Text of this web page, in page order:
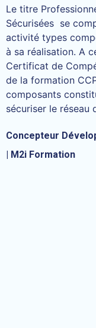
Le titre
Sécurisées se
activité types
à sa réalisation. A
Certificat de
de la formation
composants
sécuriser le réseau
Concepteur
| M2i Formation